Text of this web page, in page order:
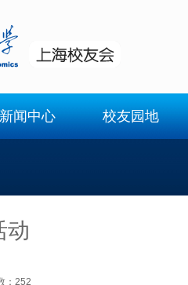
新闻中心 校友园地
动
252